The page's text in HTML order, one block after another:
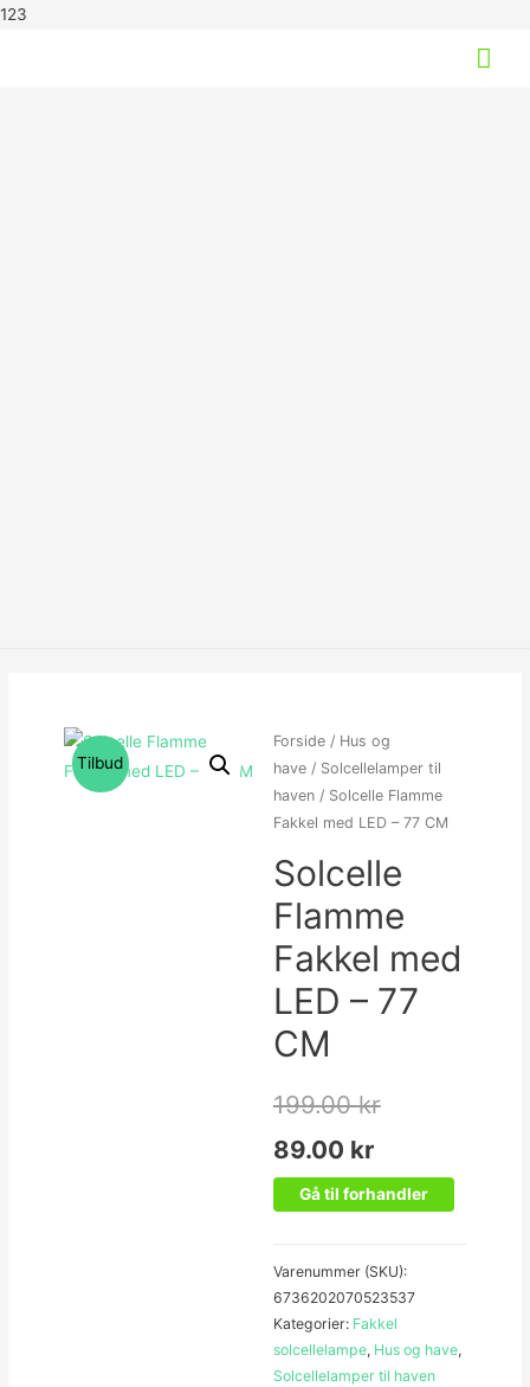
123
Tilbud
Forside/ Hus og
have/ Solcellelamper til
haven/ Solcelle Flamme
Fakkel med LED – 77 CM
Solcelle
Flamme
Fakkel med
LED – 77
CM
199.00kr
89.00 kr
Gå til forhandler
Varenummer (SKU):
6736202070523537
Kategorier: Fakkel
solcellelampe, Hus og have,
Solcellelamper til haven